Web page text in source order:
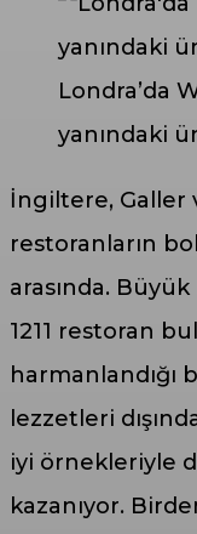
Londra’da
yanındaki
İngiltere, Galler
restoranların
arasında. Büyük
1211 restoran
harmanlandığı
lezzetleri
iyi örnekleriyle
kazanıyor.